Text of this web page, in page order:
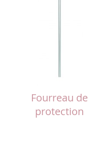
Fourreau de
protection